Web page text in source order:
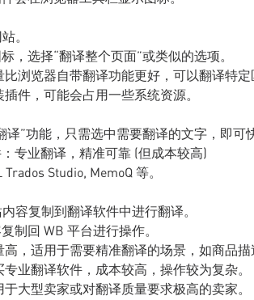
。
，选择“翻译整个页面”或类似的选项。
比浏览器自带翻译功能更好，可以翻译特
件，可能会占用一些系统资源。
译”功能，只需选中需要翻译的文字，即可
专业翻译，精准可靠 (但成本较高)
Studio, MemoQ 等。
容复制到翻译软件中进行翻译。
制回 WB 平台进行操作。
高，适用于需要精准翻译的场景，如商品
业翻译软件，成本较高，操作较为复杂。
大型卖家或对翻译质量要求极高的卖家。